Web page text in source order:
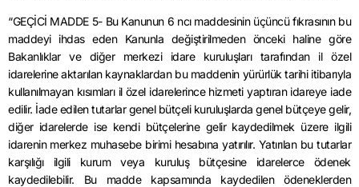
“GEÇİCİ MADDE 5- Bu Kanunun 6 ncı maddesinin üçüncü fıkrasının bu
maddeyi ihdas eden Kanunla değiştirilmeden önceki haline göre
Bakanlıklar ve diğer merkezi idare kuruluşları tarafından il özel
idarelerine aktarılan kaynaklardan bu maddenin yürürlük tarihi itibarıyla
kullanılmayan kısımları il özel idarelerince hizmeti yaptıran idareye iade
edilir. İade edilen tutarlar genel bütçeli kuruluşlarda genel bütçeye gelir,
diğer idarelerde ise kendi bütçelerine gelir kaydedilmek üzere ilgili
idarenin merkez muhasebe birimi hesabına yatırılır. Yatırılan bu tutarlar
karşılığı ilgili kurum veya kuruluş bütçesine idarelerce ödenek
kaydedilebilir. Bu madde kapsamında kaydedilen ödeneklerden